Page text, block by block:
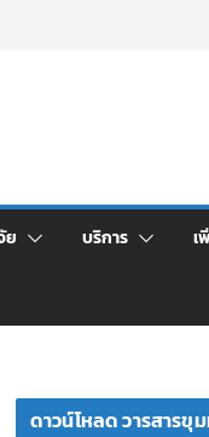
ย บริการ เ
ดาวน์โหลด วารสารขุ